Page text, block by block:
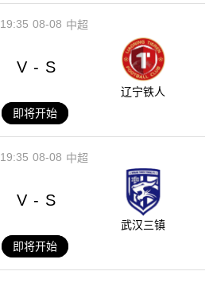
08-08
19:35 中超
V - S
辽宁铁人
即将开始
08-08
19:35 中超
V - S
武汉三镇
即将开始